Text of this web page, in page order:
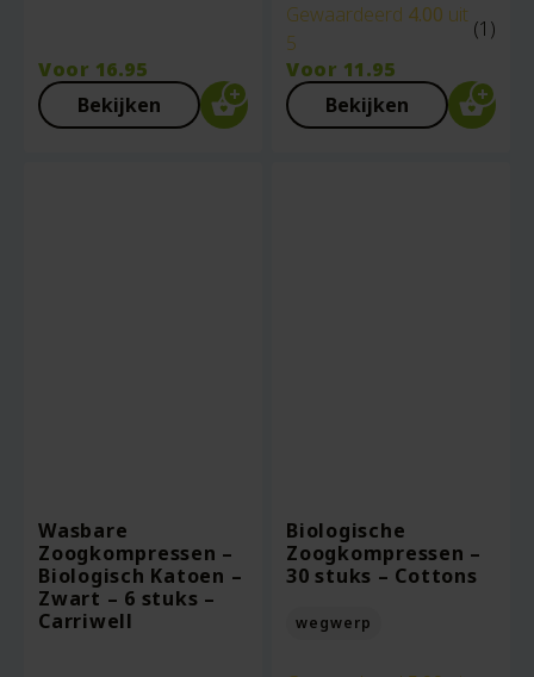
Voor 16.95
Bekijken
Gewaardeerd 4.00 uit
5
(1)
Voor 11.95
Bekijken
Wasbare
Zoogkompressen –
Biologisch Katoen –
Zwart – 6 stuks –
Carriwell
Biologische
Zoogkompressen –
30 stuks – Cottons
wegwerp